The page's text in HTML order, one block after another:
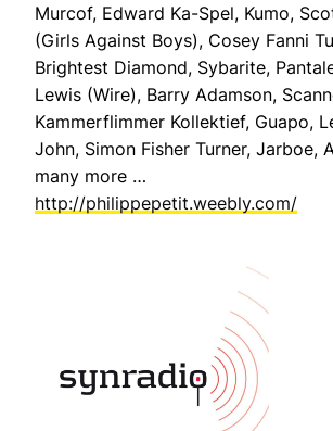
Murcof, Edward Ka-Spel, Kumo,
(Girls Against Boys), Cosey Fanni
Brightest Diamond, Sybarite,
Lewis (Wire), Barry Adamson,
Kammerflimmer Kollektief, Guapo,
John, Simon Fisher Turner, Jarboe,
many more …
http://philippepetit.weebly.com/